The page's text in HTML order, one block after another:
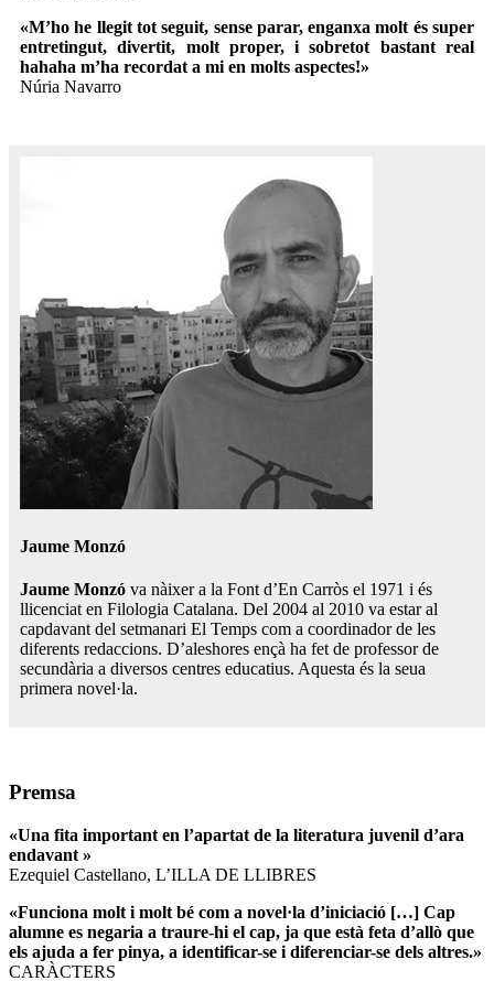
«M’ho he llegit tot seguit, sense parar, enganxa molt és super
entretingut, divertit, molt proper, i sobretot bastant real
hahaha m’ha recordat a mi en molts aspectes!»
Núria Navarro
Jaume Monzó
Jaume Monzó va nàixer a la Font d’En Carròs el 1971 i és
llicenciat en Filologia Catalana. Del 2004 al 2010 va estar al
capdavant del setmanari El Temps com a coordinador de les
diferents redaccions. D’aleshores ençà ha fet de professor de
secundària a diversos centres educatius. Aquesta és la seua
primera novel·la.
Premsa
«Una fita important en l’apartat de la literatura juvenil d’ara
endavant »
Ezequiel Castellano, L’ILLA DE LLIBRES
«Funciona molt i molt bé com a novel·la d’iniciació […] Cap
alumne es negaria a traure-hi el cap, ja que està feta d’allò que
els ajuda a fer pinya, a identificar-se i diferenciar-se dels altres.»
CARÀCTERS